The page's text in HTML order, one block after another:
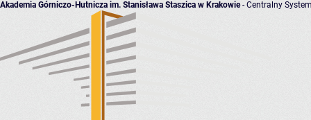
Akademia Górniczo-Hutnicza im. Stanisława Staszica w Krakowie- Centralny